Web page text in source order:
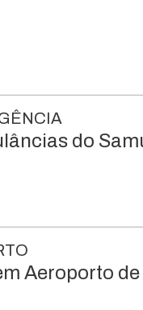
do
Aeroporto